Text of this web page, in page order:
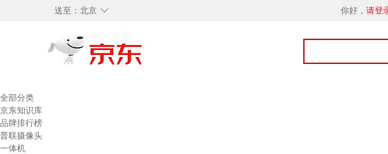
◇
送至： 北京 你好， 请登
全部分类
京东知识库
品牌排行榜
普联摄像头
一体机